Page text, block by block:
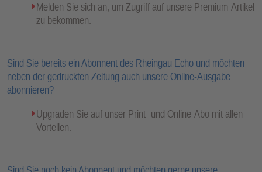
Melden Sie sich an, um Zugriff auf unsere Premium-Artikel
zu bekommen.
Sind Sie bereits ein Abonnent des Rheingau Echo und möchten
neben der gedruckten Zeitung auch unsere Online-Ausgabe
abonnieren?
Upgraden Sie auf unser Print- und Online-Abo mit allen
Vorteilen.